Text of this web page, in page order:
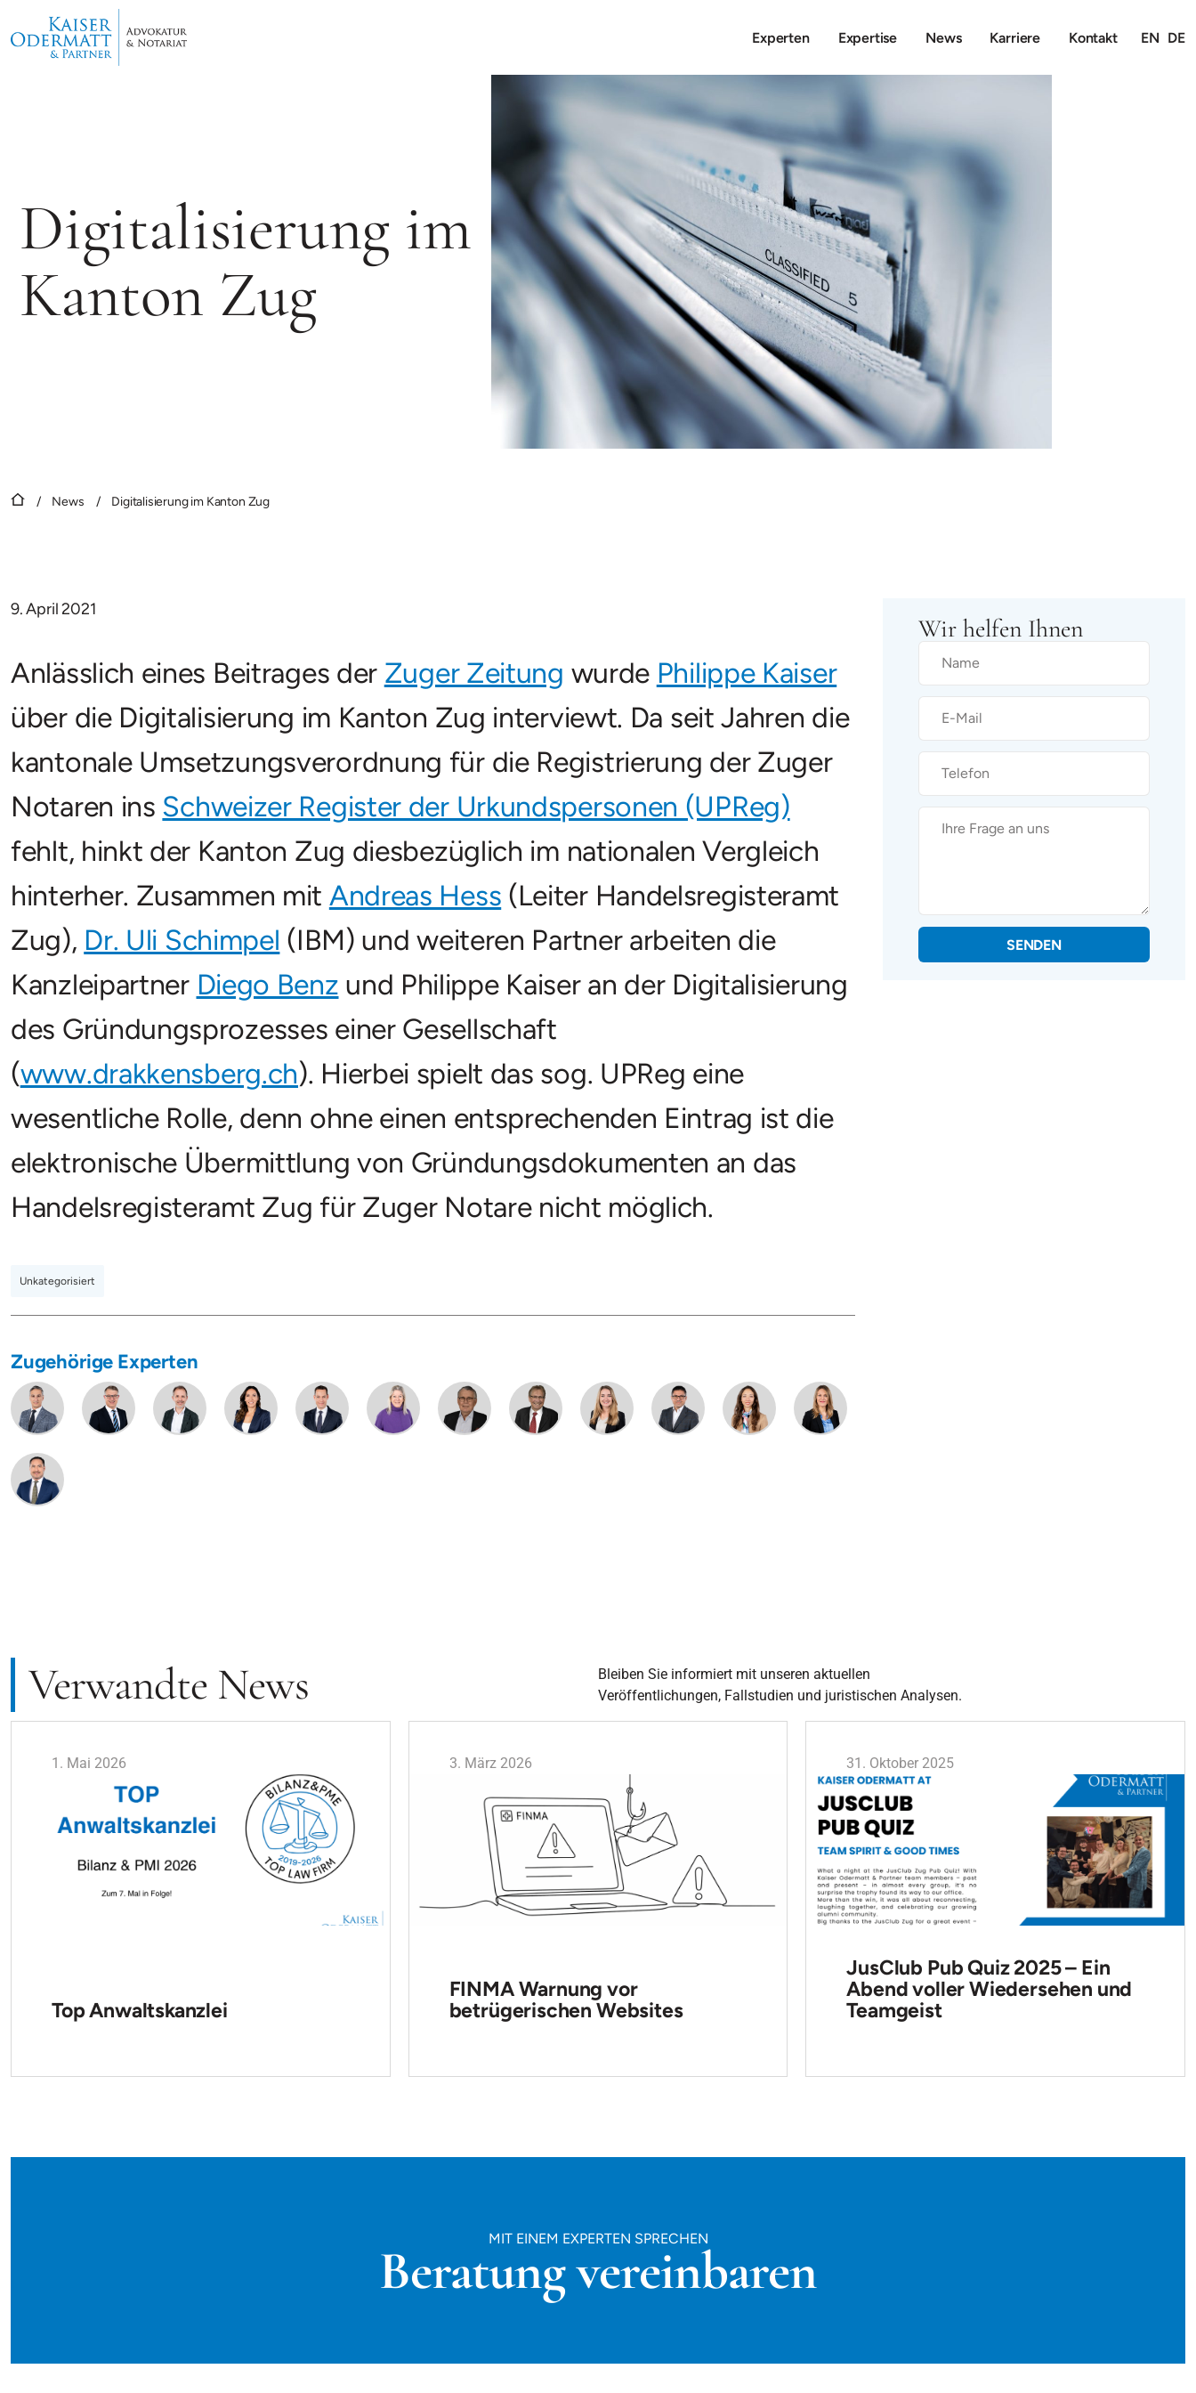
Experten Expertise News Karriere Kontakt EN DE
Digitalisierung im
Kanton Zug
/ News / Digitalisierung im Kanton Zug
9. April 2021
Anlässlich eines Beitrages der Zuger Zeitung wurde Philippe Kaiser
über die Digitalisierung im Kanton Zug interviewt. Da seit Jahren die
kantonale Umsetzungsverordnung für die Registrierung der Zuger
Notaren ins Schweizer Register der Urkundspersonen (UPReg)
fehlt, hinkt der Kanton Zug diesbezüglich im nationalen Vergleich
hinterher. Zusammen mit Andreas Hess (Leiter Handelsregisteramt
Zug), Dr. Uli Schimpel (IBM) und weiteren Partner arbeiten die
Kanzleipartner Diego Benz und Philippe Kaiser an der Digitalisierung
des Gründungsprozesses einer Gesellschaft
(www.drakkensberg.ch). Hierbei spielt das sog. UPReg eine
wesentliche Rolle, denn ohne einen entsprechenden Eintrag ist die
elektronische Übermittlung von Gründungsdokumenten an das
Handelsregisteramt Zug für Zuger Notare nicht möglich.
Unkategorisiert
Zugehörige Experten
Wir helfen Ihnen
SENDEN
Verwandte News
Bleiben Sie informiert mit unseren aktuellen
Veröffentlichungen, Fallstudien und juristischen Analysen.
1. Mai 2026
Top Anwaltskanzlei
3. März 2026
FINMA Warnung vor
betrügerischen Websites
31. Oktober 2025
JusClub Pub Quiz 2025 – Ein
Abend voller Wiedersehen und
Teamgeist
MIT EINEM EXPERTEN SPRECHEN
Beratung vereinbaren